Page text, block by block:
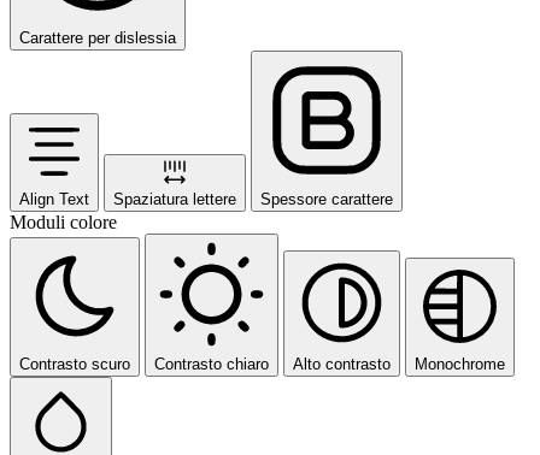
Carattere per dislessia
Align Text Spaziatura lettere Spessore carattere
Moduli colore
Contrasto scuro Contrasto chiaro Alto contrasto Monochrome